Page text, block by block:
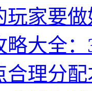
玩家要
略大全
合理分